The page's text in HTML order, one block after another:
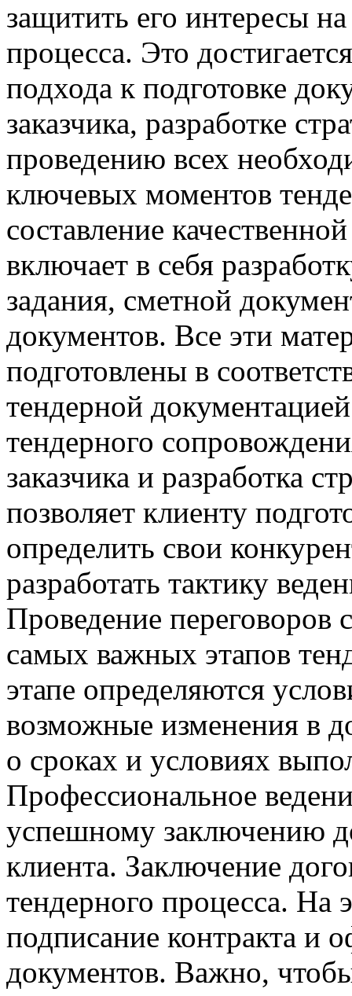
защитить его интересы
процесса. Это
подхода к подготовке
заказчика, разработке
проведению всех
ключевых моментов
составление
включает в себя
задания, сметной
документов. Все эти
подготовлены в
тендерной
тендерного
заказчика и разработка
позволяет клиенту
определить свои
разработать тактику
Проведение переговоров
самых важных этапов
этапе определяются
возможные изменения в
о сроках и условиях
Профессиональное
успешному заключению
клиента. Заключение
тендерного процесса. На
подписание контракта и
документов. Важно,